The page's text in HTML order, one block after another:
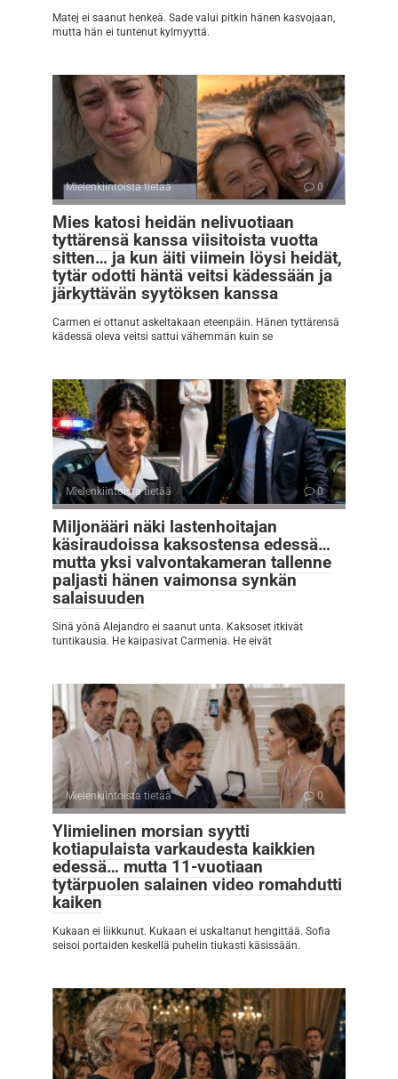
Matej ei saanut henkeä. Sade valui pitkin hänen kasvojaan,
mutta hän ei tuntenut kylmyyttä.
Mielenkiintoista tietää 0
Mies katosi heidän nelivuotiaan
tyttärensä kanssa viisitoista vuotta
sitten… ja kun äiti viimein löysi heidät,
tytär odotti häntä veitsi kädessään ja
järkyttävän syytöksen kanssa
Carmen ei ottanut askeltakaan eteenpäin. Hänen tyttärensä
kädessä oleva veitsi sattui vähemmän kuin se
Mielenkiintoista tietää 0
Miljonääri näki lastenhoitajan
käsiraudoissa kaksostensa edessä…
mutta yksi valvontakameran tallenne
paljasti hänen vaimonsa synkän
salaisuuden
Sinä yönä Alejandro ei saanut unta. Kaksoset itkivät
tuntikausia. He kaipasivat Carmenia. He eivät
Mielenkiintoista tietää 0
Ylimielinen morsian syytti
kotiapulaista varkaudesta kaikkien
edessä… mutta 11-vuotiaan
tytärpuolen salainen video romahdutti
kaiken
Kukaan ei liikkunut. Kukaan ei uskaltanut hengittää. Sofia
seisoi portaiden keskellä puhelin tiukasti käsissään.